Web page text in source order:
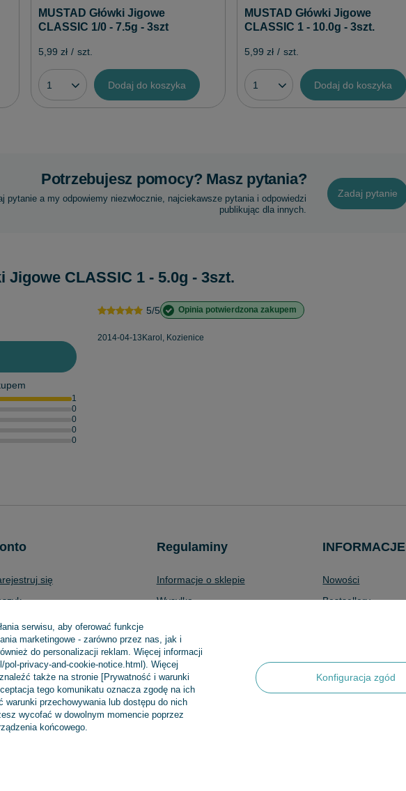
MUSTAD Główki Jigowe
CLASSIC 1/0 - 7.5g - 3szt
5,99 zł / szt.
Dodaj do koszyka
MUSTAD Główki Jigowe
CLASSIC 1 - 10.0g - 3szt.
5,99 zł / szt.
Dodaj do koszyka
Potrzebujesz pomocy? Masz pytania?
pytanie a my odpowiemy niezwłocznie, najciekawsze pytania i odpowiedzi
publikując dla innych.
Zadaj pytanie
Jigowe CLASSIC 1 - 5.0g - 3szt.
1
0
0
0
0
5/5 Opinia potwierdzona zakupem
2014-04-13 Karol, Kozienice
się
zakupowe
zakupionych produktów
transakcji
rabaty
Regulaminy
Informacje o sklepie
Wysyłka
Regulamin
Polityka prywatności
Odstąpienie od umowy
Zarządzaj plikami cookie
INFORMACJE
Nowości
Bestsellery
serwisu, aby oferować funkcje
marketingowe - zarówno przez nas, jak i
do personalizacji reklam. Więcej informacji
privacy-and-cookie-notice.html). Więcej
także na stronie [Prywatność i warunki
tego komunikatu oznacza zgodę na ich
przechowywania lub dostępu do nich
wycofać w dowolnym momencie poprzez
końcowego.
Konfiguracja zgód